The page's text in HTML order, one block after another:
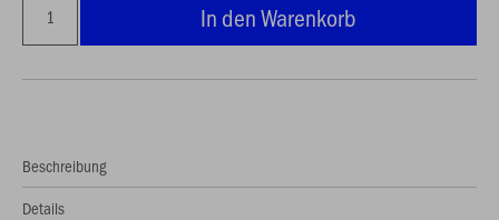
In den Warenkorb
Beschreibung
Details